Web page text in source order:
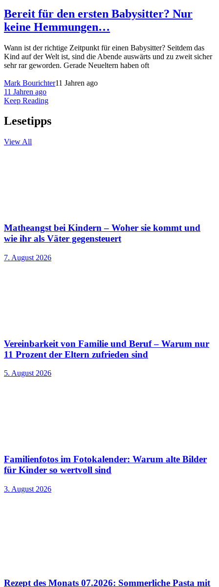
Bereit für den ersten Babysitter? Nur
keine Hemmungen…
Wann ist der richtige Zeitpunkt für einen Babysitter? Seitdem das
Kind auf der Welt ist, sind die Abende auswärts und zu zweit sicher
sehr rar geworden. Gerade Neueltern haben oft
Mark Bourichter11 Jahren ago
11 Jahren ago
Keep Reading
Lesetipps
View All
Matheangst bei Kindern – Woher sie kommt und
wie ihr als Väter gegensteuert
7. August 2026
Vereinbarkeit von Familie und Beruf – Warum nur
11 Prozent der Eltern zufrieden sind
5. August 2026
Familienfotos im Fotokalender: Warum alte Bilder
für Kinder so wertvoll sind
3. August 2026
Rezept des Monats 07.2026: Sommerliche Pasta mit